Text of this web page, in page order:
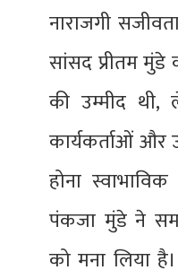
नाराजगी
सांसद प्रीतम मुंडे
की उम्मीद
कार्यकर्ताओं और
होना
पंकजा मुंडे ने
को मना लिया